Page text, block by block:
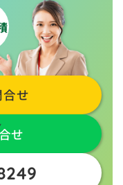
せ
せ